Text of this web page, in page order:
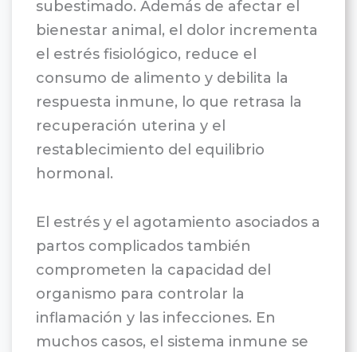
subestimado. Además de afectar el
bienestar animal, el dolor incrementa
el estrés fisiológico, reduce el
consumo de alimento y debilita la
respuesta inmune, lo que retrasa la
recuperación uterina y el
restablecimiento del equilibrio
hormonal.
El estrés y el agotamiento asociados a
partos complicados también
comprometen la capacidad del
organismo para controlar la
inflamación y las infecciones. En
muchos casos, el sistema inmune se